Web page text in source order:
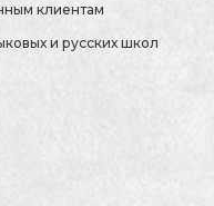
клиентам
и русских школ